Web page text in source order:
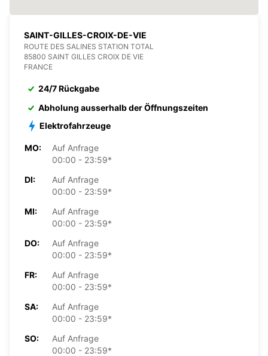
SAINT-GILLES-CROIX-DE-VIE
ROUTE DES SALINES STATION TOTAL
85800 SAINT GILLES CROIX DE VIE
FRANCE
24/7 Rückgabe
Abholung ausserhalb der Öffnungszeiten
Elektrofahrzeuge
MO:
Auf Anfrage
00:00 - 23:59*
DI:
Auf Anfrage
00:00 - 23:59*
MI:
Auf Anfrage
00:00 - 23:59*
DO:
Auf Anfrage
00:00 - 23:59*
FR:
Auf Anfrage
00:00 - 23:59*
SA:
Auf Anfrage
00:00 - 23:59*
SO:
Auf Anfrage
00:00 - 23:59*